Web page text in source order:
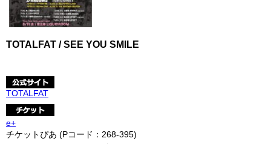
TOTALFAT / SEE YOU SMILE
TOTALFAT
e+
チケットぴあ (Pコード：268-395)